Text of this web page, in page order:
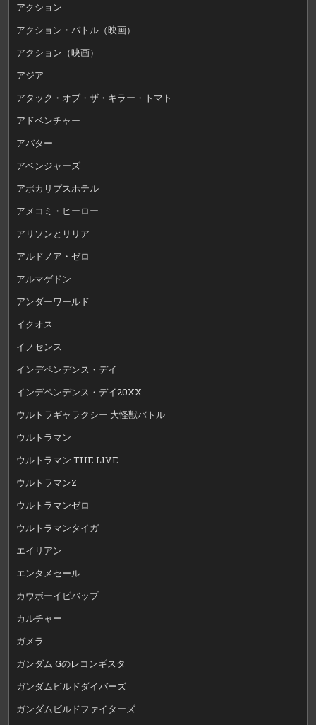
アクション
アクション・バトル（映画）
アクション（映画）
アジア
アタック・オブ・ザ・キラー・トマト
アドベンチャー
アバター
アベンジャーズ
アポカリプスホテル
アメコミ・ヒーロー
アリソンとリリア
アルドノア・ゼロ
アルマゲドン
アンダーワールド
イクオス
イノセンス
インデペンデンス・デイ
インデペンデンス・デイ20XX
ウルトラギャラクシー 大怪獣バトル
ウルトラマン
ウルトラマン THE LIVE
ウルトラマンZ
ウルトラマンゼロ
ウルトラマンタイガ
エイリアン
エンタメセール
カウボーイビバップ
カルチャー
ガメラ
ガンダム Gのレコンギスタ
ガンダムビルドダイバーズ
ガンダムビルドファイターズ